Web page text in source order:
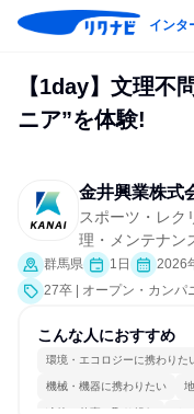
インタ
【1day】文理不
ニア”を体験!
金井興業株式
スポーツ・レク
理・メンテナン
群馬県 1日
2026
27卒 | オープン・カンパ
こんな人におすすめ
環境・エコロジーに携わりた
機械・機器に携わりたい